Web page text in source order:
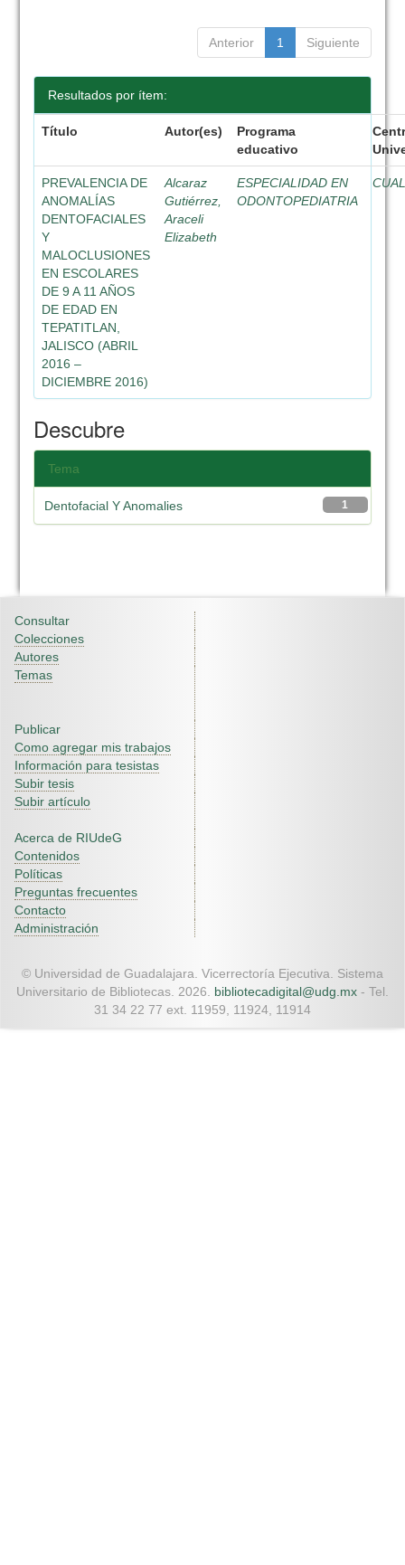
Anterior 1 Siguiente
Resultados por ítem:
Título Autor(es)
Programa
educativo
PREVALENCIA DE
ANOMALÍAS
DENTOFACIALES
Y
MALOCLUSIONES
EN ESCOLARES
DE 9 A 11 AÑOS
DE EDAD EN
TEPATITLAN,
JALISCO (ABRIL
2016 –
DICIEMBRE 2016)
Alcaraz
Gutiérrez,
Araceli
Elizabeth
ESPECIALIDAD EN
ODONTOPEDIATRIA
Descubre
Tema
1
Dentofacial Y Anomalies
Consultar
Colecciones
Autores
Temas
Publicar
Como agregar mis trabajos
Información para tesistas
Subir tesis
Subir artículo
Acerca de RIUdeG
Contenidos
Políticas
Preguntas frecuentes
Contacto
Administración
© Universidad de Guadalajara. Vicerrectoría Ejecutiva. Sistema
Universitario de Bibliotecas. 2026. bibliotecadigital@udg.mx - Tel.
31 34 22 77 ext. 11959, 11924, 11914